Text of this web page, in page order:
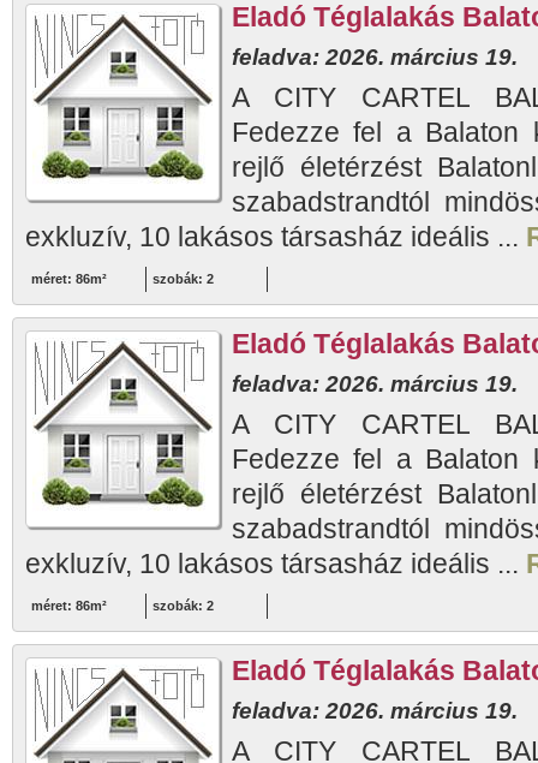
Eladó Téglalakás
feladva: 2026. március 19.
A CITY CARTEL
Fedezze fel a Balaton
rejlő életérzést
szabadstrandtól
exkluzív, 10 lakásos társasház ideális ...
méret: 86m² szobák: 2
Eladó Téglalakás
feladva: 2026. március 19.
A CITY CARTEL
Fedezze fel a Balaton
rejlő életérzést
szabadstrandtól
exkluzív, 10 lakásos társasház ideális ...
méret: 86m² szobák: 2
Eladó Téglalakás
feladva: 2026. március 19.
A CITY CARTEL